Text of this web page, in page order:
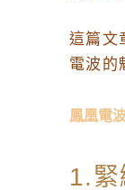
這篇文
電波的
鳳凰電
1.緊